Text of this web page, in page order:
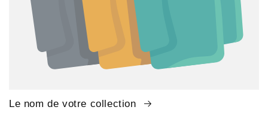
Le nom de votre collection